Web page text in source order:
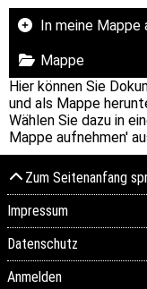
In meine Mappe
Mappe
Hier können Sie
und als Mappe
Wählen Sie dazu in
Mappe aufnehmen'
Zum Seitenanfang
Impressum
Datenschutz
Anmelden